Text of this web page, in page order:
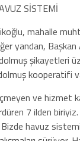
SİSTEMİ
mahalle
yandan,
şikayetleri
kooperatifi
ve hizmet
7 ilden
havuz